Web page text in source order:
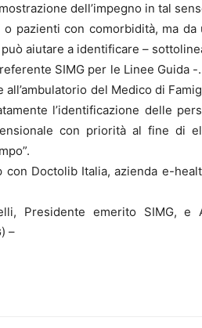
dell’impegno in tal
pazienti con comorbidità, ma da
aiutare a identificare –
SIMG per le Linee Guida
del Medico di
l’identificazione delle
con priorità al fine di
Doctolib Italia, azienda e-
Presidente emerito SIMG, e
–